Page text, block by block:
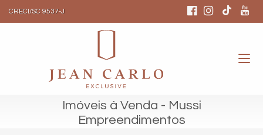
CRECI/SC 9537-J
Imóveis à Venda - Mussi
Empreendimentos